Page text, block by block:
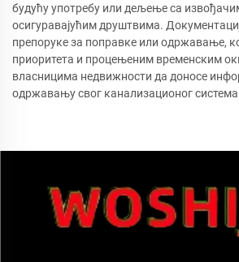
будућу употребу или дељење са
осигуравајућим друштвима.
препоруке за поправке или одржавање,
приоритета и процењеним временским
власницима недвижности да доносе
одржавању свог канализационог